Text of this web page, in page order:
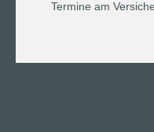
Termine am